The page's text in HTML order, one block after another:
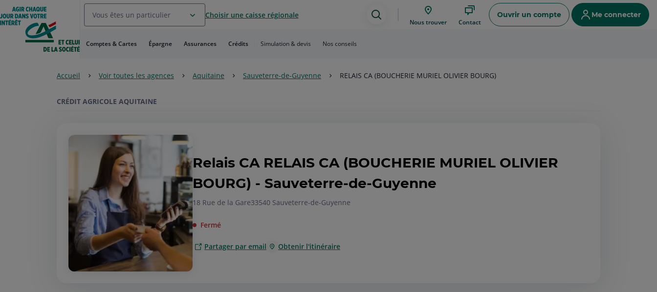
Aller
au
Menu
Aller au
Contenu
Vous êtes un particulier Choisir une caisse régionale
Assistance
Nous trouver Contact
Ouvrir un compte Me connecter
Comptes & Cartes Épargne Assurances Crédits Simulation & devis Nos conseils
Accueil Voir toutes les agences Aquitaine Sauveterre-de-Guyenne RELAIS CA (BOUCHERIE MURIEL OLIVIER BOURG)
CRÉDIT AGRICOLE AQUITAINE
Relais CA RELAIS CA (BOUCHERIE MURIEL OLIVIER
BOURG) - Sauveterre-de-Guyenne
18 Rue de la Gare33540 Sauveterre-de-Guyenne
Fermé
Partager par email Obtenir l'itinéraire